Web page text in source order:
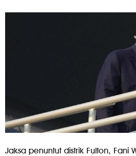
Jaksa penuntut distrik Fulton, Fani